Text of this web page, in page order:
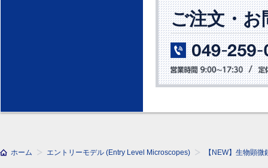
ご注文・
ホーム エントリーモデル (Entry Level Microscopes) 【NEW】生物顕